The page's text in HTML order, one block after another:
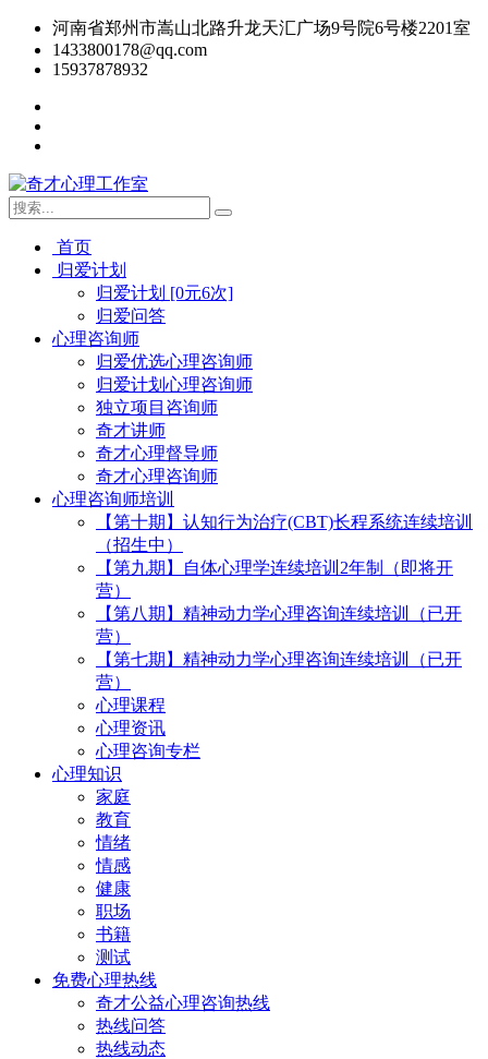
河南省郑州市嵩山北路升龙天汇广场9号院6号楼2201室
1433800178@qq.com
15937878932
首页
归爱计划
归爱计划 [0元6次]
归爱问答
心理咨询师
归爱优选心理咨询师
归爱计划心理咨询师
独立项目咨询师
奇才讲师
奇才心理督导师
奇才心理咨询师
心理咨询师培训
【第十期】认知行为治疗(CBT)长程系统连续培训
（招生中）
【第九期】自体心理学连续培训2年制（即将开
营）
【第八期】精神动力学心理咨询连续培训（已开
营）
【第七期】精神动力学心理咨询连续培训（已开
营）
心理课程
心理资讯
心理咨询专栏
心理知识
家庭
教育
情绪
情感
健康
职场
书籍
测试
免费心理热线
奇才公益心理咨询热线
热线问答
热线动态